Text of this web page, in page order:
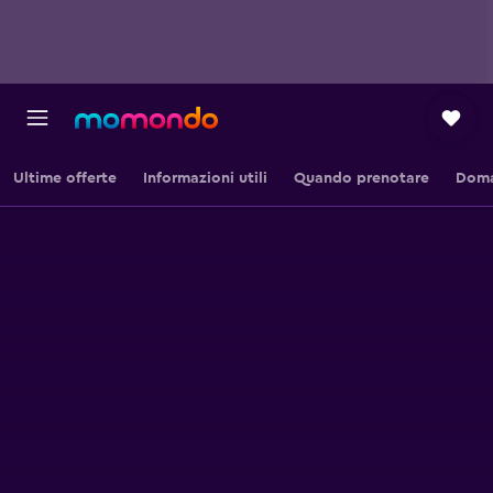
Ultime offerte Informazioni utili Quando prenotare